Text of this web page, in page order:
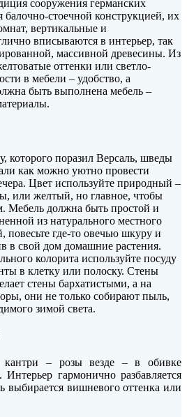
сооружения германских
стоечной конструкцией, их
вертикальные и
вписываются в интерьер, так
массивной древесины. Из
оттенки или светло-
в мебели – удобство, а
быть выполнена мебель –
которого поразил Версаль, шведы
как можно уютно провести
Цвет используйте природный –
или желтый, но главное, чтобы
Мебель должна быть простой и
из натурального местного
повесьте где-то овечью шкуру и
в свой дом домашние растения.
колорита используйте посуду
в клетку или полоску. Стены
стены бархатистыми, а на
они не только собирают пыль,
зимой света.
кантри – розы везде – в обивке
Интерьер гармонично разбавляется
вишневого оттенка или